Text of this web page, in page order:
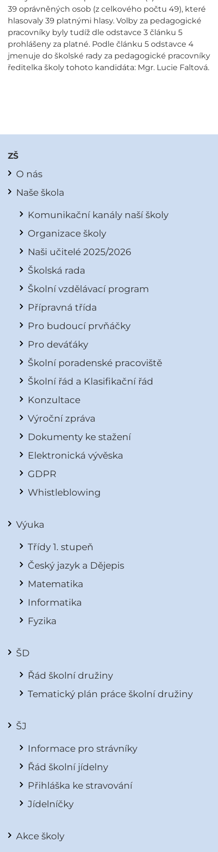
39 oprávněných osob (z celkového počtu 49), které
hlasovaly 39 platnými hlasy. Volby za pedagogické
pracovníky byly tudíž dle odstavce 3 článku 5
prohlášeny za platné. Podle článku 5 odstavce 4
jmenuje do školské rady za pedagogické pracovníky
ředitelka školy tohoto kandidáta: Mgr. Lucie Faltová.
ZŠ
O nás
Naše škola
Komunikační kanály naší školy
Organizace školy
Naši učitelé 2025/2026
Školská rada
Školní vzdělávací program
Přípravná třída
Pro budoucí prvňáčky
Pro deváťáky
Školní poradenské pracoviště
Školní řád a Klasifikační řád
Konzultace
Výroční zpráva
Dokumenty ke stažení
Elektronická vývěska
GDPR
Whistleblowing
Výuka
Třídy 1. stupeň
Český jazyk a Dějepis
Matematika
Informatika
Fyzika
ŠD
Řád školní družiny
Tematický plán práce školní družiny
ŠJ
Informace pro strávníky
Řád školní jídelny
Přihláška ke stravování
Jídelníčky
Akce školy